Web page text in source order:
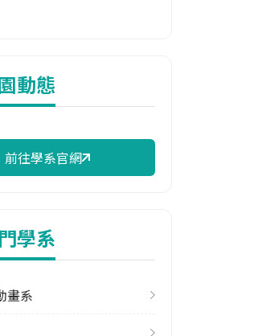
學期
/學期
學期
動態
前往學系官網
學系
畫系